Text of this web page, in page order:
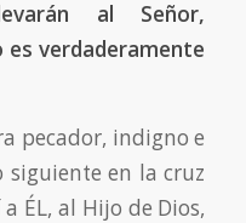
al Señor,
es verdaderamente
pecador, indigno e
en la cruz
a ÉL, al Hijo de Dios,